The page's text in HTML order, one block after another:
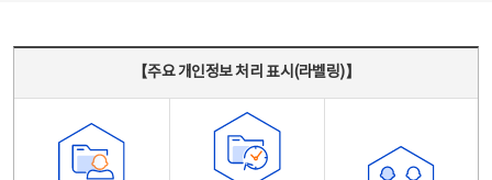
【주요 개인정보 처리 표시(라벨링)】